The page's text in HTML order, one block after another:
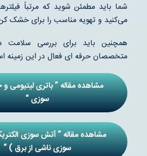
شما باید مطمئن شوید که مرتباً
می‌کنید و تهویه مناسب را برای خشک
همچنین باید برای بررسی سلامت
متخصصان حرفه ای فعال در این زمینه
مشاهده مقاله ” باتری لیتیومی
سوزی “
مشاهده مقاله ” آتش سوزی
سوزی ناشی از برق ) “